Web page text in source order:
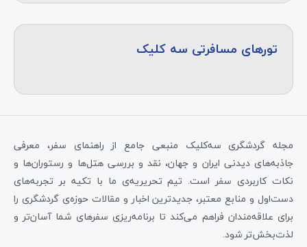
تورهای مسافرتی سه کلیک
مجله گردشگری سه‌کلیک منبعی جامع از راهنمای سفر، معرفی
جاذبه‌های دیدنی ایران و جهان، نقد و بررسی هتل‌ها و رستوران‌ها و
نکات کاربردی سفر است. تیم تحریریه‌ی ما با تکیه بر تجربه‌های
دست‌اول و منابع معتبر، جدیدترین اخبار و مقالات حوزه‌ی گردشگری را
برای علاقه‌مندان فراهم می‌کند تا برنامه‌ریزی سفرهای شما آسان‌تر و
لذت‌بخش‌تر شود.